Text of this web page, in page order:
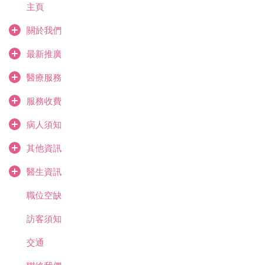
主頁
關於我們
最新推廣
醫療服務
服務收費
病人須知
其他資訊
醫生資訊
職位空缺
訪客須知
交通